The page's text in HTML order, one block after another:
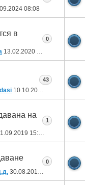
08:08
в
13.02.2020 19:27
0
10.10.2019
43
на
15:15
1
30.08.2019 23:07
0